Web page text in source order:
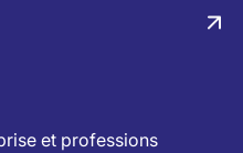
et professions